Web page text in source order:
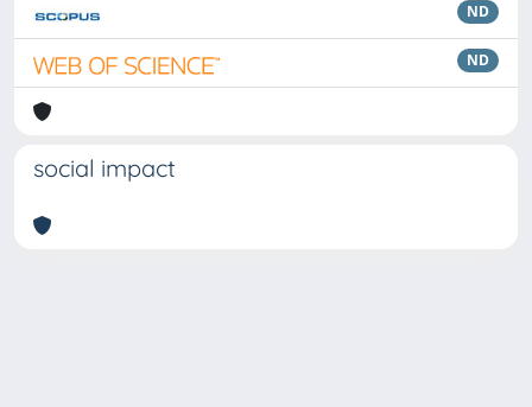
ND
ND
social impact